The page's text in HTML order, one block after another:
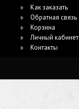
Как заказать
Обратная связь
Корзина
Личный кабинет
Контакты